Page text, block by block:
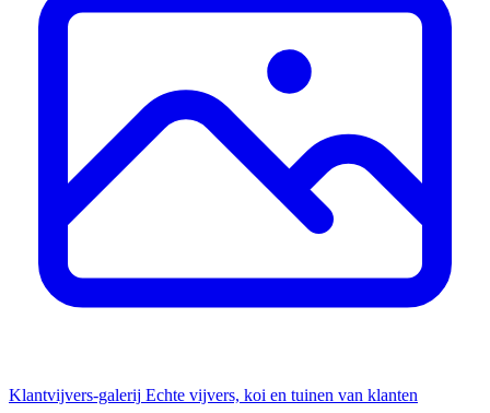
Klantvijvers-galerij Echte vijvers, koi en tuinen van klanten